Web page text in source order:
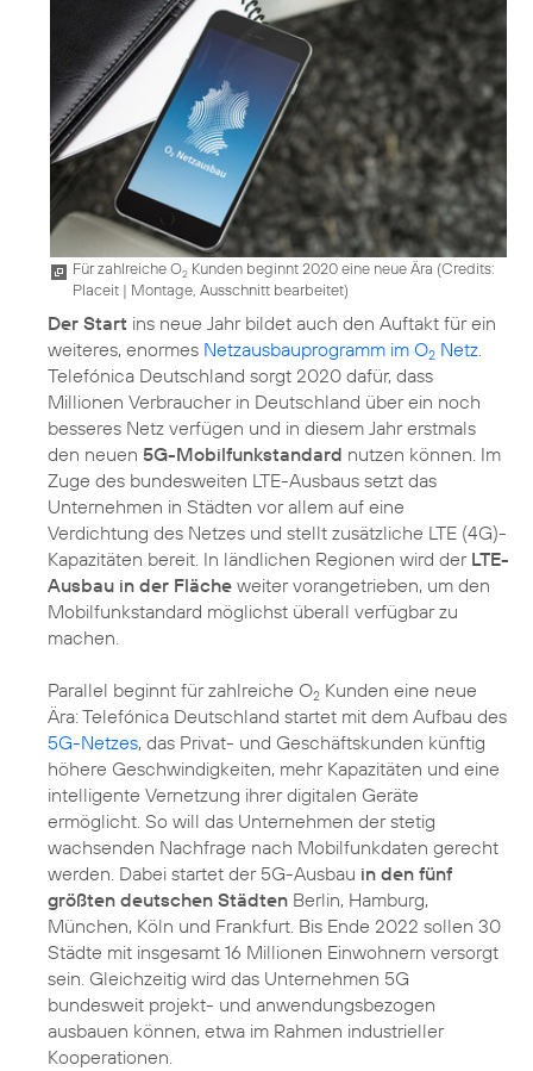
Für zahlreiche O2 Kunden beginnt 2020 eine neue Ära (Credits:
Placeit | Montage, Ausschnitt bearbeitet)
Der Start ins neue Jahr bildet auch den Auftakt für ein
weiteres, enormes Netzausbauprogramm im O2 Netz.
Telefónica Deutschland sorgt 2020 dafür, dass
Millionen Verbraucher in Deutschland über ein noch
besseres Netz verfügen und in diesem Jahr erstmals
den neuen 5G-Mobilfunkstandard nutzen können. Im
Zuge des bundesweiten LTE-Ausbaus setzt das
Unternehmen in Städten vor allem auf eine
Verdichtung des Netzes und stellt zusätzliche LTE (4G)-
Kapazitäten bereit. In ländlichen Regionen wird der LTE-
Ausbau in der Fläche weiter vorangetrieben, um den
Mobilfunkstandard möglichst überall verfügbar zu
machen.
Parallel beginnt für zahlreiche O2 Kunden eine neue
Ära: Telefónica Deutschland startet mit dem Aufbau des
5G-Netzes, das Privat- und Geschäftskunden künftig
höhere Geschwindigkeiten, mehr Kapazitäten und eine
intelligente Vernetzung ihrer digitalen Geräte
ermöglicht. So will das Unternehmen der stetig
wachsenden Nachfrage nach Mobilfunkdaten gerecht
werden. Dabei startet der 5G-Ausbau in den fünf
größten deutschen Städten Berlin, Hamburg,
München, Köln und Frankfurt. Bis Ende 2022 sollen 30
Städte mit insgesamt 16 Millionen Einwohnern versorgt
sein. Gleichzeitig wird das Unternehmen 5G
bundesweit projekt- und anwendungsbezogen
ausbauen können, etwa im Rahmen industrieller
Kooperationen.